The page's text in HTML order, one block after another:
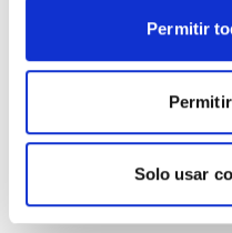
Permitir
Solo usar